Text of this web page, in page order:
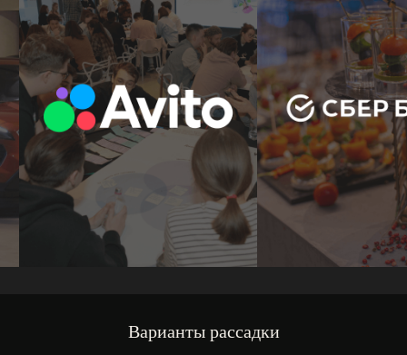
Варианты рассадки